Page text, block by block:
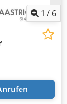
1 / 6